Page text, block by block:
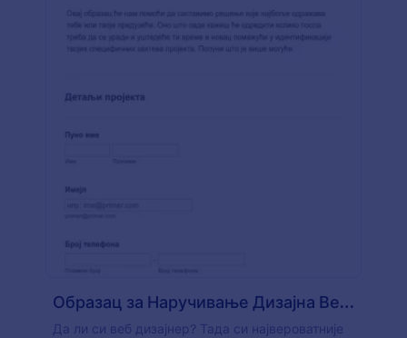
Образац за Наручивање Дизајна Веб Сајта
Да ли си веб дизајнер? Тада си највероватније